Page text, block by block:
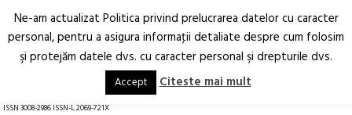
Arhitectură.
Oraș.
RO EN
ISSN 3008-2986 ISSN-L 2069-721X
Ne-am actualizat Politica privind prelucrarea datelor cu caracter
personal, pentru a asigura informaţii detaliate despre cum folosim
şi protejăm datele dvs. cu caracter personal şi drepturile dvs.
Accept Citeste mai mult